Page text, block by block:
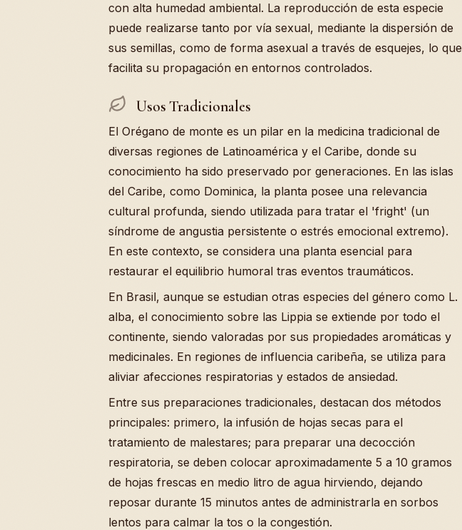
con alta humedad ambiental. La reproducción de esta especie
puede realizarse tanto por vía sexual, mediante la dispersión de
sus semillas, como de forma asexual a través de esquejes, lo que
facilita su propagación en entornos controlados.
Usos Tradicionales
El Orégano de monte es un pilar en la medicina tradicional de
diversas regiones de Latinoamérica y el Caribe, donde su
conocimiento ha sido preservado por generaciones. En las islas
del Caribe, como Dominica, la planta posee una relevancia
cultural profunda, siendo utilizada para tratar el 'fright' (un
síndrome de angustia persistente o estrés emocional extremo).
En este contexto, se considera una planta esencial para
restaurar el equilibrio humoral tras eventos traumáticos.
En Brasil, aunque se estudian otras especies del género como L.
alba, el conocimiento sobre las Lippia se extiende por todo el
continente, siendo valoradas por sus propiedades aromáticas y
medicinales. En regiones de influencia caribeña, se utiliza para
aliviar afecciones respiratorias y estados de ansiedad.
Entre sus preparaciones tradicionales, destacan dos métodos
principales: primero, la infusión de hojas secas para el
tratamiento de malestares; para preparar una decocción
respiratoria, se deben colocar aproximadamente 5 a 10 gramos
de hojas frescas en medio litro de agua hirviendo, dejando
reposar durante 15 minutos antes de administrarla en sorbos
lentos para calmar la tos o la congestión.